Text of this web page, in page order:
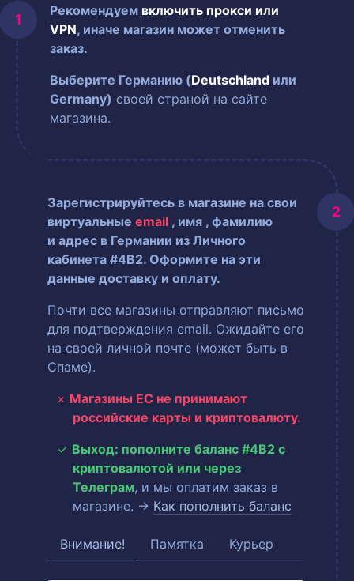
Рекомендуем включить прокси или
VPN, иначе магазин может отменить
заказ.
Выберите Германию (Deutschland или
Germany) своей страной на сайте
магазина.
Зарегистрируйтесь в магазине на свои
виртуальные email , имя , фамилию
и адрес в Германии из Личного
кабинета #4B2. Оформите на эти
данные доставку и оплату.
Почти все магазины отправляют письмо
для подтверждения email. Ожидайте его
на своей личной почте (может быть в
Спаме).
Магазины ЕС не принимают
российские карты и криптовалюту.
Выход: пополните баланс #4B2 с
криптовалютой или через
Телеграм, и мы оплатим заказ в
магазине. → Как пополнить баланс
Внимание! Памятка Курьер